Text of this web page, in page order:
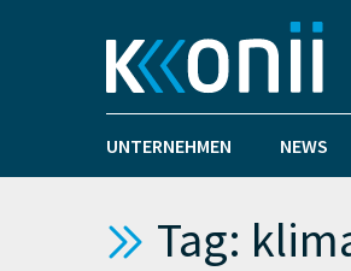
UNTERNEHMEN NEWS
Tag: